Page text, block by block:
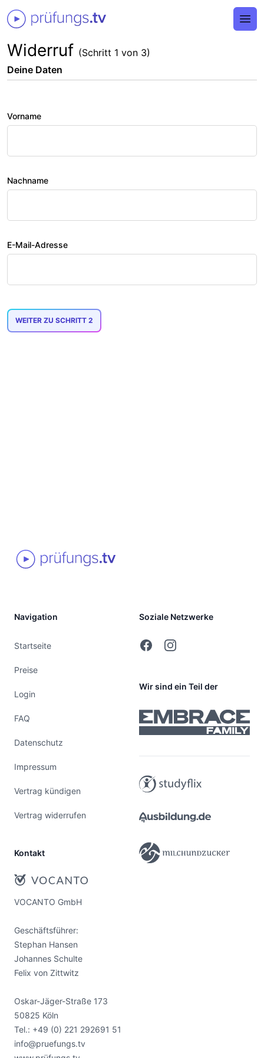
Widerruf (Schritt 1 von 3)
Deine Daten
Vorname
Nachname
E-Mail-Adresse
WEITER ZU SCHRITT 2
Navigation
Startseite
Preise
Login
FAQ
Datenschutz
Impressum
Vertrag kündigen
Vertrag widerrufen
Kontakt
VOCANTO GmbH
Geschäftsführer:
Stephan Hansen
Johannes Schulte
Felix von Zittwitz
Oskar-Jäger-Straße 173
50825 Köln
Tel.: +49 (0) 221 292691 51
info@pruefungs.tv
Soziale Netzwerke
FacebookInstagram
Wir sind ein Teil der